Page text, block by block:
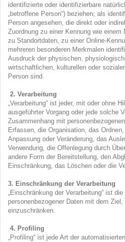
identifizierte oder identifizierbare
„betroffene Person“) beziehen; als
Person angesehen, die direkt oder
Zuordnung zu einer Kennung wie einem
zu Standortdaten, zu einer Online-
mehreren besonderen Merkmalen
Ausdruck der physischen,
wirtschaftlichen, kulturellen oder
Person sind.
2. Verarbeitung
„Verarbeitung“ ist jeder, mit oder ohne
ausgeführter Vorgang oder jede solche
Zusammenhang mit
Erfassen, die Organisation, das
Anpassung oder Veränderung, das
Verwendung, die Offenlegung durch
andere Form der Bereitstellung, den
Einschränkung, das Löschen oder die
3. Einschränkung der Verarbeitung
„Einschränkung der Verarbeitung“ ist
personenbezogener Daten mit dem
einzuschränken.
4. Profiling
„Profiling“ ist jede Art der